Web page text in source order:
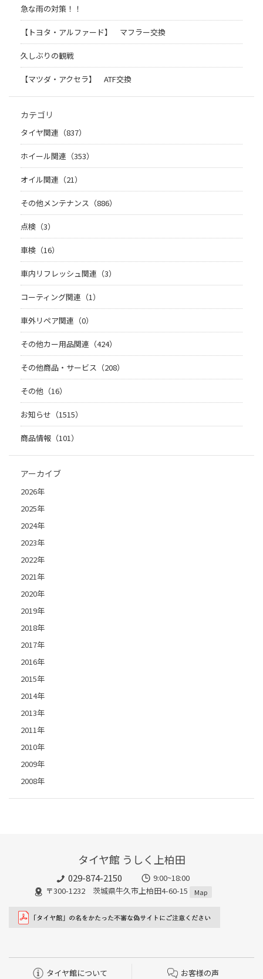
急な雨の対策！！
【トヨタ・アルファード】 マフラー交換
久しぶりの観戦
【マツダ・アクセラ】 ATF交換
カテゴリ
タイヤ関連（837）
ホイール関連（353）
オイル関連（21）
その他メンテナンス（886）
点検（3）
車検（16）
車内リフレッシュ関連（3）
コーティング関連（1）
車外リペア関連（0）
その他カー用品関連（424）
その他商品・サービス（208）
その他（16）
お知らせ（1515）
商品情報（101）
アーカイブ
2026年
2025年
2024年
2023年
2022年
2021年
2020年
2019年
2018年
2017年
2016年
2015年
2014年
2013年
2011年
2010年
2009年
2008年
タイヤ館 うしく上柏田
029-874-2150
9:00~18:00
〒300-1232 茨城県牛久市上柏田4-60-15
Map
タイヤ館について お客様の声